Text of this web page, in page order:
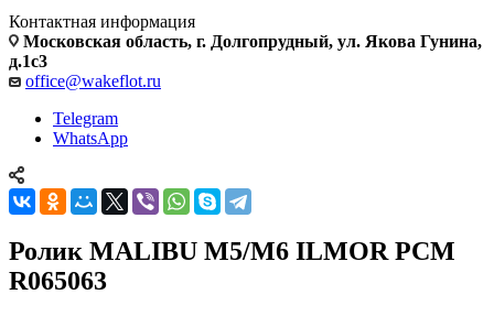
Контактная информация
Московская область, г. Долгопрудный, ул. Якова Гунина,
д.1с3
office@wakeflot.ru
Telegram
WhatsApp
Ролик MALIBU M5/M6 ILMOR PCM
R065063